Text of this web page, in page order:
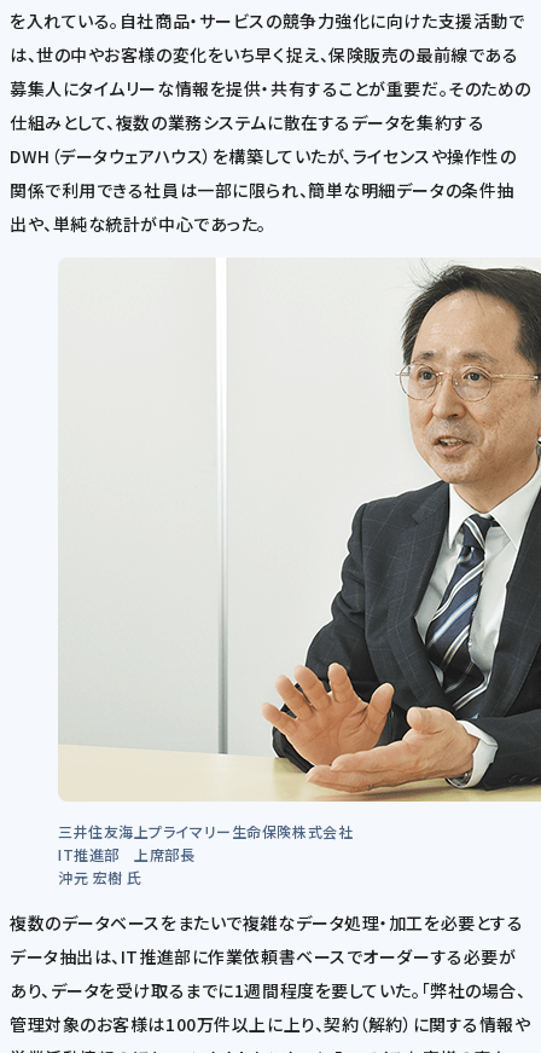
を入れている。自社商品・サービスの競争力強化に向けた支援活動で
は、世の中やお客様の変化をいち早く捉え、保険販売の最前線である
募集人にタイムリーな情報を提供・共有することが重要だ。そのための
仕組みとして、複数の業務システムに散在するデータを集約する
DWH（データウェアハウス）を構築していたが、ライセンスや操作性の
関係で利用できる社員は一部に限られ、簡単な明細データの条件抽
出や、単純な統計が中心であった。
三井住友海上プライマリー生命保険株式会社
IT推進部 上席部長
沖元 宏樹 氏
複数のデータベースをまたいで複雑なデータ処理・加工を必要とする
データ抽出は、IT推進部に作業依頼書ベースでオーダーする必要が
あり、データを受け取るまでに1週間程度を要していた。「弊社の場合、
管理対象のお客様は100万件以上に上り、契約（解約）に関する情報や